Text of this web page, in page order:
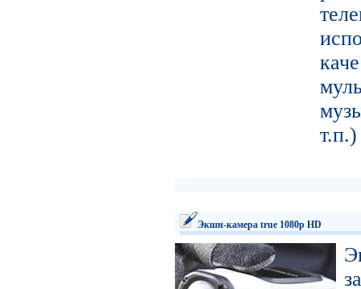
Экшн-камера true 1080p HD